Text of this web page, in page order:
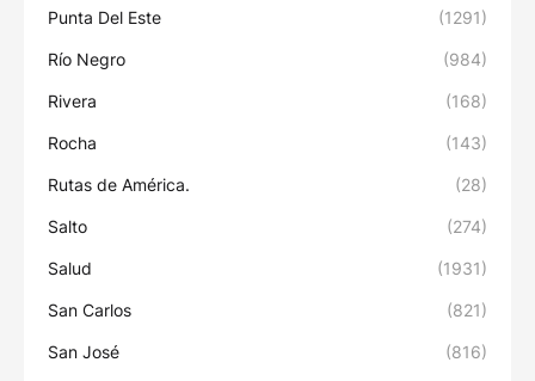
Punta Del Este (1291)
Río Negro (984)
Rivera (168)
Rocha (143)
Rutas de América. (28)
Salto (274)
Salud (1931)
San Carlos (821)
San José (816)